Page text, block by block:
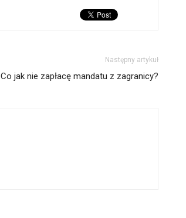
Następny artykuł
Co jak nie zapłacę mandatu z zagranicy?